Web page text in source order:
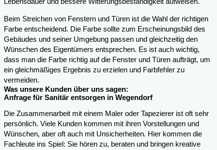
Beim Streichen von Fenstern und Türen ist die Wahl der richtigen
Farbe entscheidend. Die Farbe sollte zum Erscheinungsbild des
Gebäudes und seiner Umgebung passen und gleichzeitig den
Wünschen des Eigentümers entsprechen. Es ist auch wichtig,
dass man die Farbe richtig auf die Fenster und Türen aufträgt, um
ein gleichmäßiges Ergebnis zu erzielen und Farbfehler zu
vermeiden.
Was unsere Kunden über uns sagen:
Anfrage für Sanitär entsorgen in Wegendorf
Die Zusammenarbeit mit einem Maler oder Tapezierer ist oft sehr
persönlich. Viele Kunden kommen mit ihren Vorstellungen und
Wünschen, aber oft auch mit Unsicherheiten. Hier kommen die
Fachleute ins Spiel: Sie hören zu, beraten und bringen kreative